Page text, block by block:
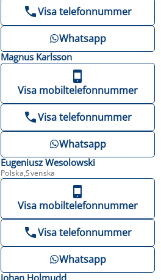
Visa telefonnummer
Whatsapp
Magnus Karlsson
Visa mobiltelefonnummer
Visa telefonnummer
Whatsapp
Eugeniusz Wesolowski
Polska,Svenska
Visa mobiltelefonnummer
Visa telefonnummer
Whatsapp
Johan Holmudd